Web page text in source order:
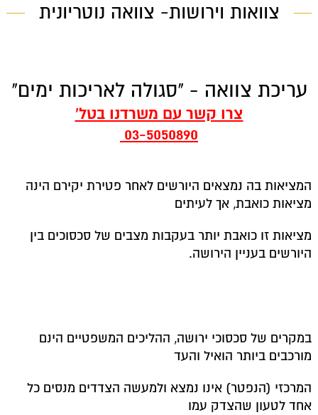
צוואות וירושות- צוואה נוטריונית
עריכת צוואה - "סגולה לאריכות ימים"
צרו קשר עם משרדנו בטל'
03-5050890
המציאות בה נמצאים היורשים לאחר פטירת יקירם הינה
מציאות כואבת, אך לעיתים
מציאות זו כואבת יותר בעקבות מצבים של סכסוכים בין
היורשים בעניין הירושה.
במקרים של סכסוכי ירושה, ההליכים המשפטיים הינם
מורכבים ביותר הואיל והעד
המרכזי (הנפטר) אינו נמצא ולמעשה הצדדים מנסים כל
אחד לטעון שהצדק עמו